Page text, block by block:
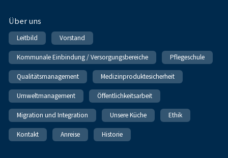
Über uns
Leitbild Vorstand
Kommunale Einbindung / Versorgungsbereiche Pflegeschule
Qualitätsmanagement Medizinproduktesicherheit
Umweltmanagement Öffentlichkeitsarbeit
Migration und Integration Unsere Küche Ethik
Kontakt Anreise Historie